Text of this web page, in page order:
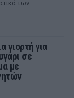
των
γιορτή για
σε
με